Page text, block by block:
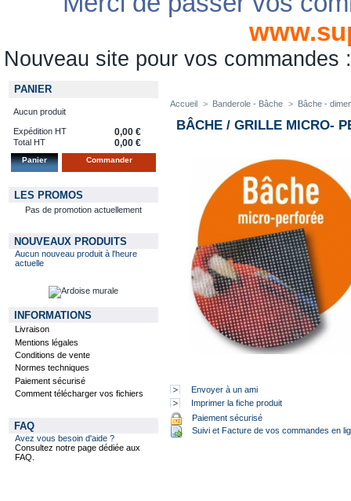
Nouveau site pour vos commandes
PANIER
Aucun produit
Expédition HT 0,00 €
Total HT 0,00 €
Panier Commander
LES PROMOS
Pas de promotion actuellement
NOUVEAUX PRODUITS
Aucun nouveau produit à l'heure
actuelle
INFORMATIONS
Livraison
Mentions légales
Conditions de vente
Normes techniques
Paiement sécurisé
Comment télécharger vos fichiers
FAQ
Avez vous besoin d'aide ?
Consultez notre page dédiée aux
FAQ.
Accueil > Banderole - Bâche > Bâche -
BÂCHE / GRILLE MICRO-
Envoyer à un ami
Imprimer la fiche produit
Paiement sécurisé
Suivi et Facture de vos commandes en